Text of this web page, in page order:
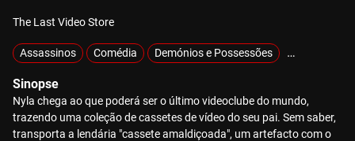
The Last Video Store
Assassinos Comédia Demónios e Possessões Exclusivos
Sinopse
Nyla chega ao que poderá ser o último videoclube do mundo,
trazendo uma coleção de cassetes de vídeo do seu pai. Sem saber,
transporta a lendária "cassete amaldiçoada", um artefacto com o